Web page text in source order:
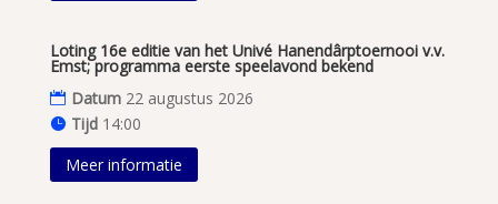
Loting 16e editie van het Univé Hanendârptoernooi v.v.
Emst; programma eerste speelavond bekend
Datum 22 augustus 2026
Tijd 14:00
Meer informatie